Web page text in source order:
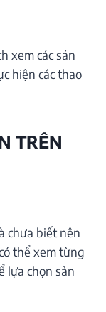
xem các sản
hiện các thao
TRÊN
chưa biết nên
thể xem từng
lựa chọn sản